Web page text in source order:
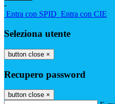
-
Entra con SPID Entra con CIE
Seleziona utente
button close ×
Recupero password
button close ×